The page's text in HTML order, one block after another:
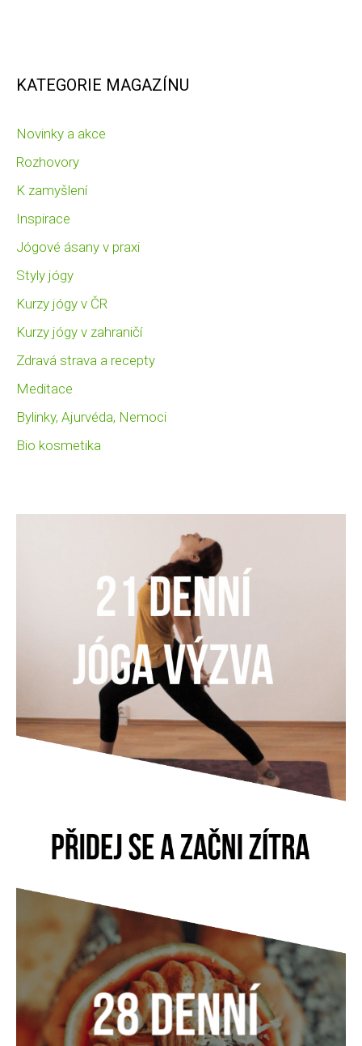
KATEGORIE MAGAZÍNU
Novinky a akce
Rozhovory
K zamyšlení
Inspirace
Jógové ásany v praxi
Styly jógy
Kurzy jógy v ČR
Kurzy jógy v zahraničí
Zdravá strava a recepty
Meditace
Bylinky, Ajurvéda, Nemoci
Bio kosmetika